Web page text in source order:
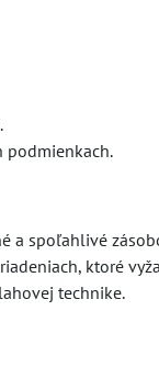
podmienkach.
a spoľahlivé
ktoré
technike.